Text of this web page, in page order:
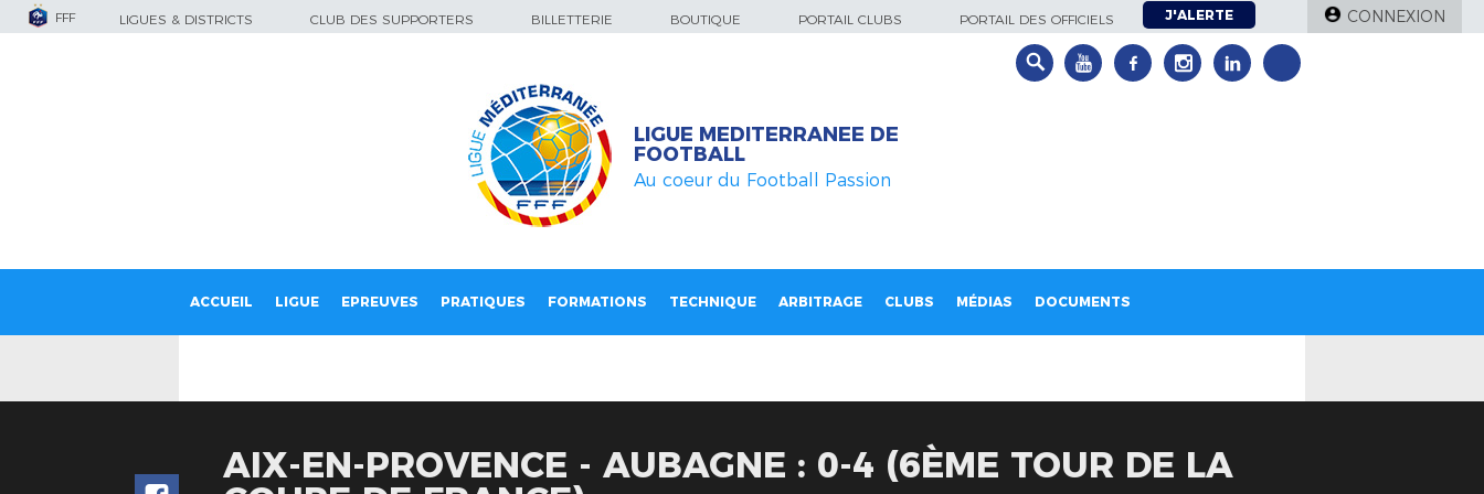
FFF LIGUES & DISTRICTS CLUB DES SUPPORTERS BILLETTERIE BOUTIQUE PORTAIL CLUBS PORTAIL DES OFFICIELS J'ALERTE CONNEXION
LIGUE MEDITERRANEE DE
FOOTBALL
Au coeur du Football Passion
ACCUEIL LIGUE EPREUVES PRATIQUES FORMATIONS TECHNIQUE ARBITRAGE CLUBS MÉDIAS DOCUMENTS
AIX-EN-PROVENCE - AUBAGNE : 0-4 (6ÈME TOUR DE LA